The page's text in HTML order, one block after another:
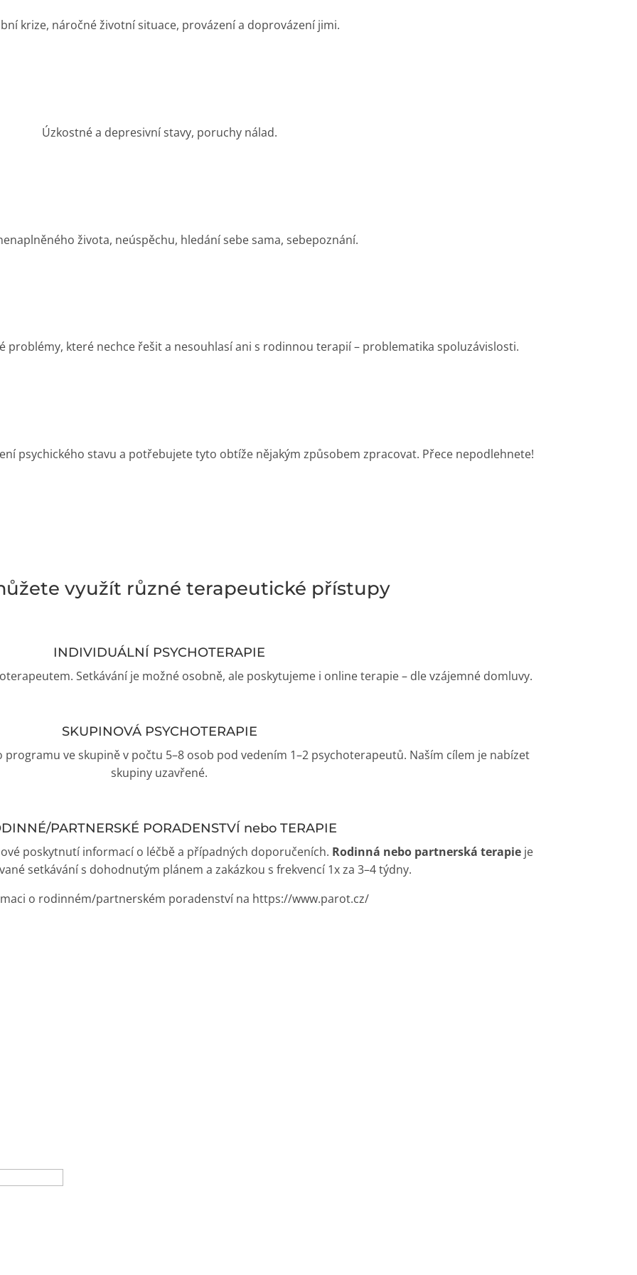
krize, náročné životní situace, provázení a doprovázení jimi.
Úzkostné a depresivní stavy, poruchy nálad.
života, neúspěchu, hledání sebe sama, sebepoznání.
problémy, které nechce řešit a nesouhlasí ani s rodinnou terapií – problematika spoluzávislosti.
psychického stavu a potřebujete tyto obtíže nějakým způsobem zpracovat. Přece nepodlehnete!
využít různé terapeutické přístupy
INDIVIDUÁLNÍ PSYCHOTERAPIE
Setkávání je možné osobně, ale poskytujeme i online terapie – dle vzájemné domluvy.
SKUPINOVÁ PSYCHOTERAPIE
ve skupině v počtu 5–8 osob pod vedením 1–2 psychoterapeutů. Naším cílem je nabízet
skupiny uzavřené.
PARTNERSKÉ PORADENSTVÍ nebo TERAPIE
poskytnutí informací o léčbě a případných doporučeních. Rodinná nebo partnerská terapie je
setkávání s dohodnutým plánem a zakázkou s frekvencí 1x za 3–4 týdny.
o rodinném/partnerském poradenství na https://www.parot.cz/